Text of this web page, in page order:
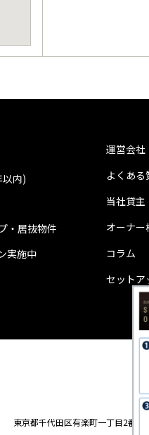
内)
・居抜物件
実施中
運営会社
よくある
当社貸主
オーナー
コラム
セットア
東京都千代田区有楽町一丁目2番2